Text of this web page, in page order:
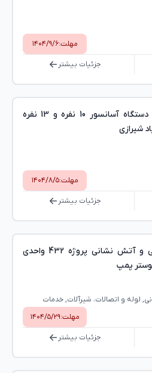
مهلت:۱۴۰۴/۹/۶
جزئیات بیشتر
تامین و نصب دو دستگاه آسانسور 10 نفره و 13 نفره
شیرازی
مهلت:۱۴۰۴/۸/۵
جزئیات بیشتر
خرید پکیج آبرسانی و آتش نشانی پروژه 432 واحدی
پمپ
لوله و اتصالات، شیرآلات, خدمات
مهلت:۱۴۰۴/۵/۲۹
جزئیات بیشتر